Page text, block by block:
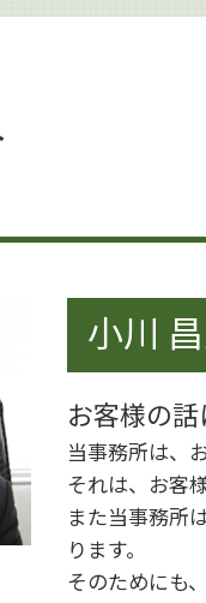
違い
小川
お客様の
当事務所は、
それは、お客
また当事務所
ります。
そのためにも